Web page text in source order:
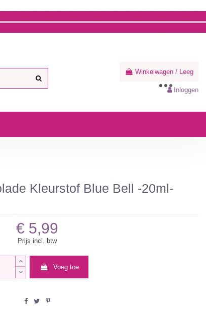
Winkelwagen / Leeg
Inloggen
Kleurstof Blue Bell -20ml-
€ 5,99
Prijs incl. btw
Voeg toe